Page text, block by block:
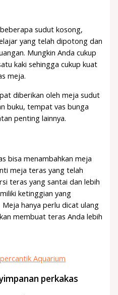
sudut kosong,
yang telah dipotong dan
Mungkin Anda cukup
kaki sehingga cukup kuat
meja.
diberikan oleh meja sudut
buku, tempat vas bunga
penting lainnya.
bisa menambahkan meja
meja teras yang telah
teras yang santai dan lebih
ketinggian yang
hanya perlu dicat ulang
membuat teras Anda lebih
Aquarium
perkakas